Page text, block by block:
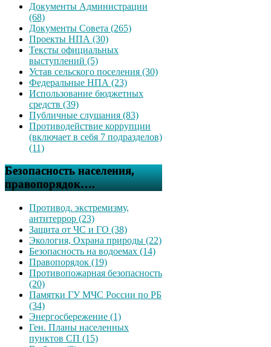
Документы Администрации
(68)
Документы Совета (265)
Проекты НПА (30)
Тексты официальных
выступлений (5)
Устав сельского поселения (30)
Федеральные НПА (23)
Использование бюджетных
средств (39)
Публичные слушания (83)
Противодействие коррупции
(включает в себя 7 подразделов)
(11)
Безопасность населения,
правопорядок….
Противод. экстремизму,
антитеррор (23)
Защита от ЧС и ГО (38)
Экология, Охрана природы (22)
Безопасность на водоемах (14)
Правопорядок (19)
Противопожарная безопасность
(20)
Памятки ГУ МЧС России по РБ
(34)
Энергосбережение (1)
Ген. Планы населенных
пунктов СП (15)